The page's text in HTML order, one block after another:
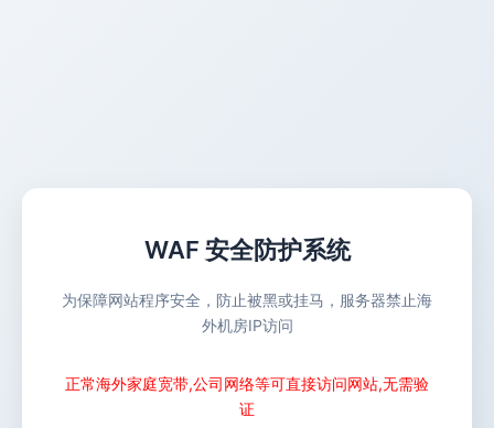
WAF 安全防护系统
为保障网站程序安全，防止被黑或挂马，服务器禁止海
外机房IP访问
正常海外家庭宽带,公司网络等可直接访问网站,无需验
证